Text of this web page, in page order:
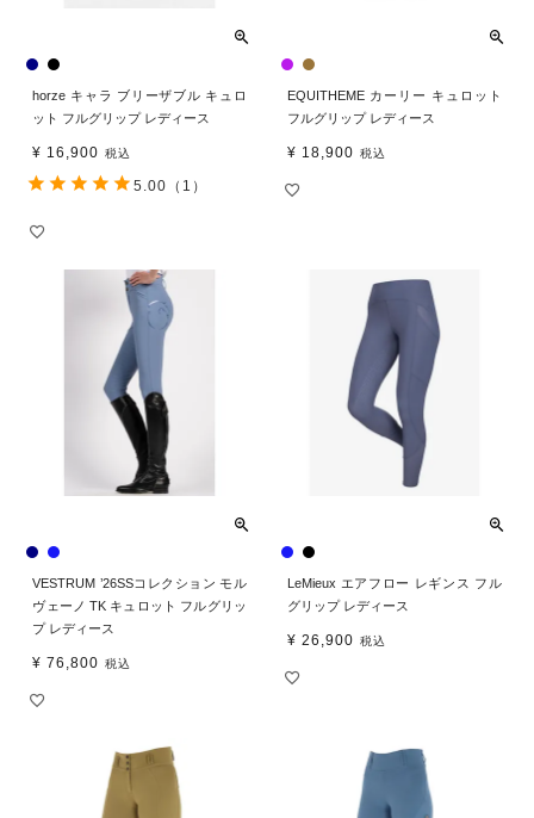
horze キャラ ブリーザブル キュロ
ット フルグリップ レディース
¥ 16,900 税込
5.00 （1）
EQUITHEME カーリー キュロット
フルグリップ レディース
¥ 18,900 税込
VESTRUM ’26SSコレクション モル
ヴェーノ TK キュロット フルグリッ
プ レディース
¥ 76,800 税込
LeMieux エアフロー レギンス フル
グリップ レディース
¥ 26,900 税込